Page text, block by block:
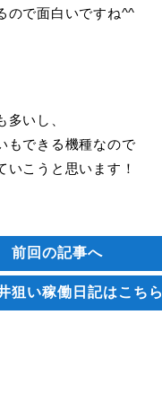
ので面白いですね^^
いし、
もできる機種なので
いこうと思います！
前回の記事へ
狙い稼働日記はこちら